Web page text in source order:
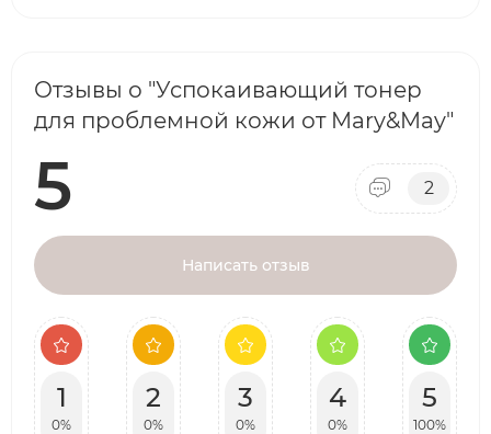
Отзывы о "Успокаивающий тонер
для проблемной кожи от Mary&May"
5 2
Написать отзыв
1
0%
2
0%
3
0%
4
0%
5
100%